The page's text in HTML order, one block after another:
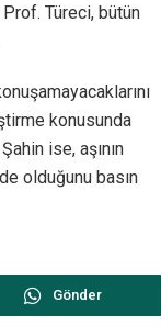
Türeci, bütün
konusunda
ise, aşının
olduğunu basın
Gönder